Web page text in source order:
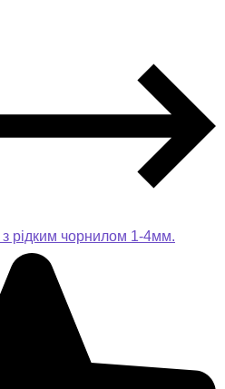
рідким чорнилом 1-4мм.